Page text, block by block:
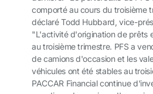
comporté au cours du troisième
déclaré Todd Hubbard, vice-
"L'activité d'origination de prêts
au troisième trimestre. PFS a
de camions d'occasion et les
véhicules ont été stables au
PACCAR Financial continue